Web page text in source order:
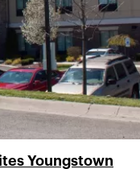
Youngstown